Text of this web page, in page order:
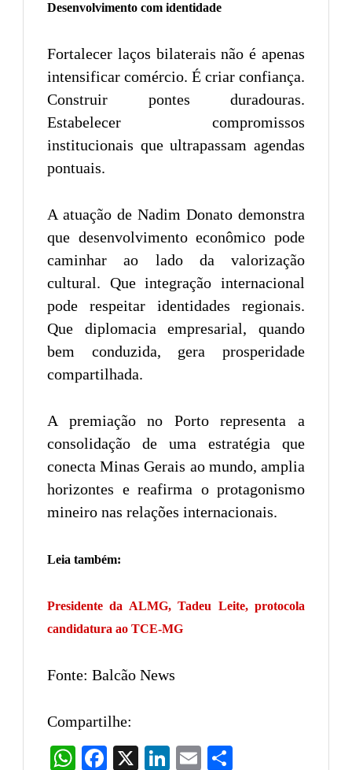
Desenvolvimento com identidade
Fortalecer laços bilaterais não é apenas
intensificar comércio. É criar confiança.
Construir pontes duradouras.
Estabelecer compromissos
institucionais que ultrapassam agendas
pontuais.
A atuação de Nadim Donato demonstra
que desenvolvimento econômico pode
caminhar ao lado da valorização
cultural. Que integração internacional
pode respeitar identidades regionais.
Que diplomacia empresarial, quando
bem conduzida, gera prosperidade
compartilhada.
A premiação no Porto representa a
consolidação de uma estratégia que
conecta Minas Gerais ao mundo, amplia
horizontes e reafirma o protagonismo
mineiro nas relações internacionais.
Leia também:
Presidente da ALMG, Tadeu Leite, protocola
candidatura ao TCE-MG
Fonte: Balcão News
Compartilhe:
WhatsAppFacebook LinkedIn
Email